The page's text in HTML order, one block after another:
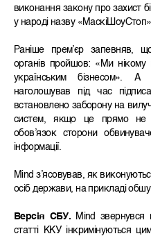
виконання закону про захист
у народі назву
Раніше прем’єр запевняв,
органів пройшов: «Ми
українським бізнесом».
наголошував під час
встановлено заборону на
систем, якщо це прямо не
обов’язок сторони
інформації.
Mind з’ясовував, як
осіб держави, на прикладі
Версія СБУ. Mind
статті ККУ інкримінуються